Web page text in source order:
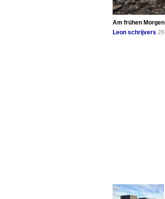
Am frühen
Leon schrijvers